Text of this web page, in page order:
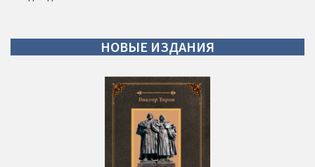
НОВЫЕ ИЗДАНИЯ